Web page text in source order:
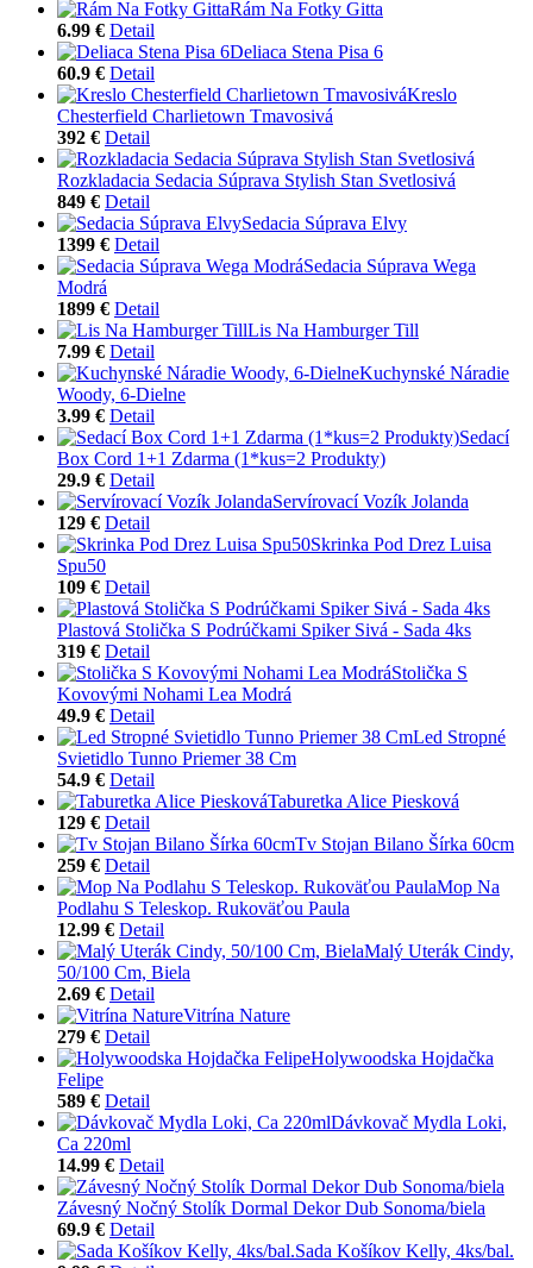
Rám Na Fotky Gitta
6.99 € Detail
Deliaca Stena Pisa 6
60.9 € Detail
Kreslo
Chesterfield Charlietown Tmavosivá
392 € Detail
Rozkladacia Sedacia Súprava Stylish Stan Svetlosivá
849 € Detail
Sedacia Súprava Elvy
1399 € Detail
Sedacia Súprava Wega
Modrá
1899 € Detail
Lis Na Hamburger Till
7.99 € Detail
Kuchynské Náradie
Woody, 6-Dielne
3.99 € Detail
Sedací
Box Cord 1+1 Zdarma (1*kus=2 Produkty)
29.9 € Detail
Servírovací Vozík Jolanda
129 € Detail
Skrinka Pod Drez Luisa
Spu50
109 € Detail
Plastová Stolička S Podrúčkami Spiker Sivá - Sada 4ks
319 € Detail
Stolička S
Kovovými Nohami Lea Modrá
49.9 € Detail
Led Stropné
Svietidlo Tunno Priemer 38 Cm
54.9 € Detail
Taburetka Alice Piesková
129 € Detail
Tv Stojan Bilano Šírka 60cm
259 € Detail
Mop Na
Podlahu S Teleskop. Rukoväťou Paula
12.99 € Detail
Malý Uterák Cindy,
50/100 Cm, Biela
2.69 € Detail
Vitrína Nature
279 € Detail
Holywoodska Hojdačka
Felipe
589 € Detail
Dávkovač Mydla Loki,
Ca 220ml
14.99 € Detail
Závesný Nočný Stolík Dormal Dekor Dub Sonoma/biela
69.9 € Detail
Sada Košíkov Kelly, 4ks/bal.